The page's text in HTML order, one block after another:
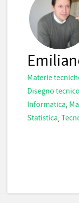
Materie
Disegno tecnico
Informatica,
Statistica,